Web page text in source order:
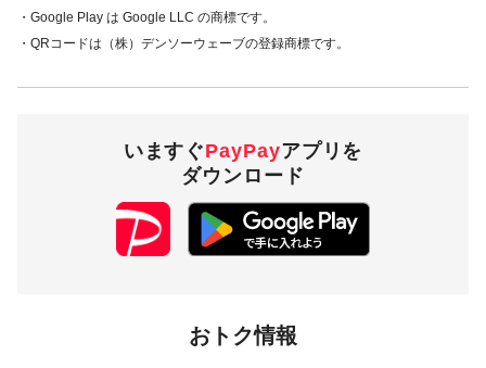
・Google Play は Google LLC の商標です。
・QRコードは（株）デンソーウェーブの登録商標です。
いますぐPayPayアプリを
ダウンロード
おトク情報